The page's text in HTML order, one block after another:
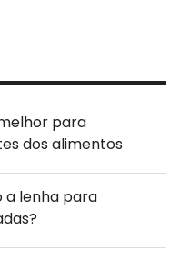
para
dos alimentos
a lenha para